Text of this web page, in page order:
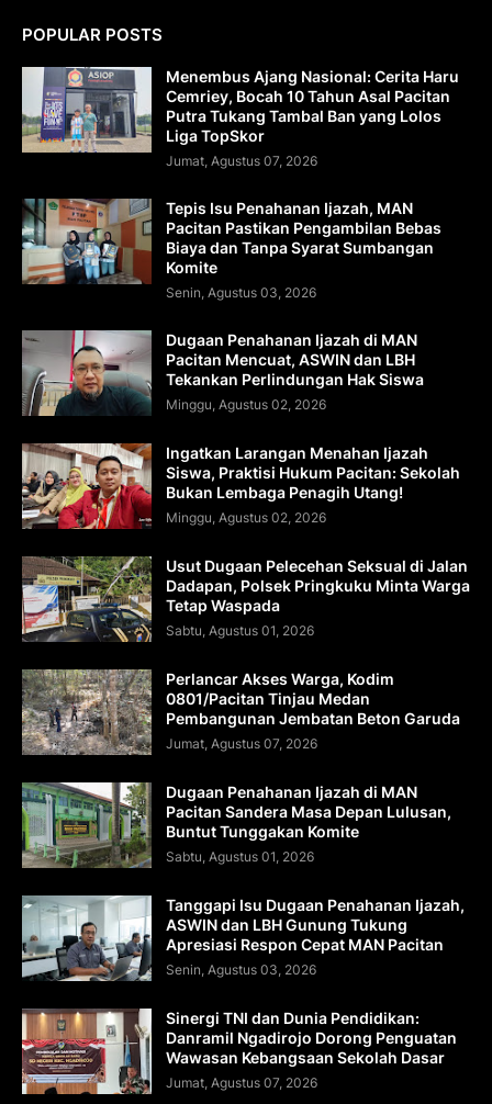
POPULAR POSTS
Menembus Ajang Nasional: Cerita Haru
Cemriey, Bocah 10 Tahun Asal Pacitan
Putra Tukang Tambal Ban yang Lolos
Liga TopSkor
Jumat, Agustus 07, 2026
Tepis Isu Penahanan Ijazah, MAN
Pacitan Pastikan Pengambilan Bebas
Biaya dan Tanpa Syarat Sumbangan
Komite
Senin, Agustus 03, 2026
Dugaan Penahanan Ijazah di MAN
Pacitan Mencuat, ASWIN dan LBH
Tekankan Perlindungan Hak Siswa
Minggu, Agustus 02, 2026
Ingatkan Larangan Menahan Ijazah
Siswa, Praktisi Hukum Pacitan: Sekolah
Bukan Lembaga Penagih Utang!
Minggu, Agustus 02, 2026
Usut Dugaan Pelecehan Seksual di Jalan
Dadapan, Polsek Pringkuku Minta Warga
Tetap Waspada
Sabtu, Agustus 01, 2026
Perlancar Akses Warga, Kodim
0801/Pacitan Tinjau Medan
Pembangunan Jembatan Beton Garuda
Jumat, Agustus 07, 2026
Dugaan Penahanan Ijazah di MAN
Pacitan Sandera Masa Depan Lulusan,
Buntut Tunggakan Komite
Sabtu, Agustus 01, 2026
Tanggapi Isu Dugaan Penahanan Ijazah,
ASWIN dan LBH Gunung Tukung
Apresiasi Respon Cepat MAN Pacitan
Senin, Agustus 03, 2026
Sinergi TNI dan Dunia Pendidikan:
Danramil Ngadirojo Dorong Penguatan
Wawasan Kebangsaan Sekolah Dasar
Jumat, Agustus 07, 2026